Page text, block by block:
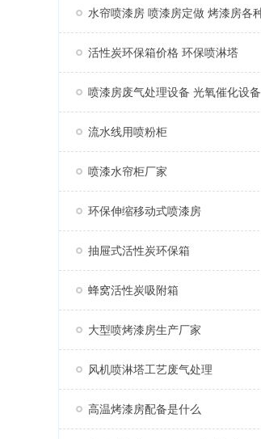
活性炭环保箱价格 环保喷淋塔
喷漆房废气处理设备 光氧催化设备
流水线用喷粉柜
喷漆水帘柜厂家
环保伸缩移动式喷漆房
抽屉式活性炭环保箱
蜂窝活性炭吸附箱
大型喷烤漆房生产厂家
风机喷淋塔工艺废气处理
高温烤漆房配备是什么